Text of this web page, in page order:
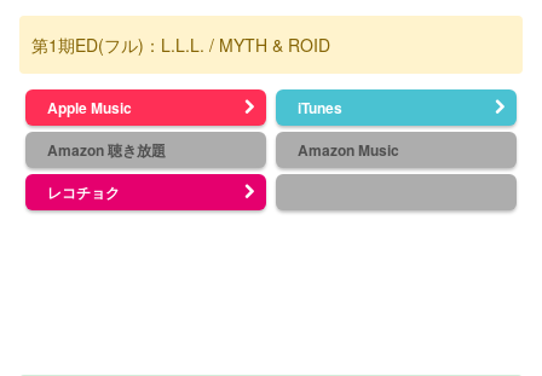
第1期ED(フル)：L.L.L. / MYTH & ROID
Apple Music
iTunes
Amazon 聴き放題
Amazon Music
レコチョク